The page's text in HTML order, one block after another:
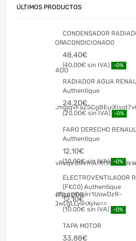
ÚLTIMOS PRODUCTOS
CONDENSADOR
ACONDICIONADO
48,40€
40,00€ -0%
RADIADOR AGUA
Authentique
24,20€
20,00€ -0%
FARO DERECHO
Authentique
12,10€
10,00€ -0%
ELECTROVENTILADOR
(FKC0) Authentique
12,10€
10,00€ -0%
TAPA MOTOR
33,88€